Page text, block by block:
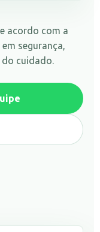
acordo com a
segurança,
cuidado.